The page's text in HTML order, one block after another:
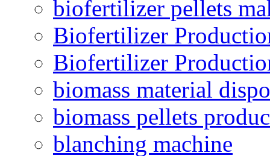
biofertilizer pellets
Biofertilizer
Biofertilizer
biomass material
biomass pellets
blanching machine